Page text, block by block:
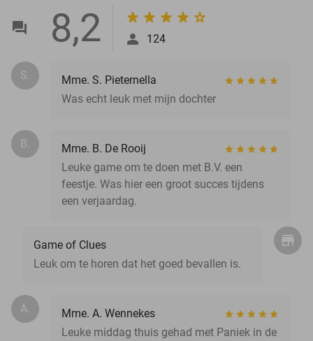
8,2 124
S.
Mme. S. Pieternella
Was echt leuk met mijn dochter
B.
Mme. B. De Rooij
Leuke game om te doen met B.V. een
feestje. Was hier een groot succes tijdens
een verjaardag.
Game of Clues
Leuk om te horen dat het goed bevallen is.
A.
Mme. A. Wennekes
Leuke middag thuis gehad met Paniek in de